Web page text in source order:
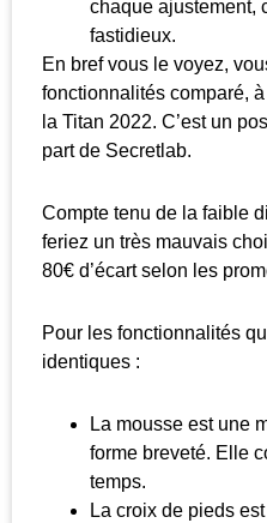
chaque ajustement,
fastidieux.
En bref vous le voyez,
fonctionnalités comparé,
la Titan 2022. C’est un
part de Secretlab.
Compte tenu de la faible
feriez un très mauvais
80€ d’écart selon les
Pour les fonctionnalités
identiques :
La mousse est une
forme breveté. Elle
temps.
La croix de pieds